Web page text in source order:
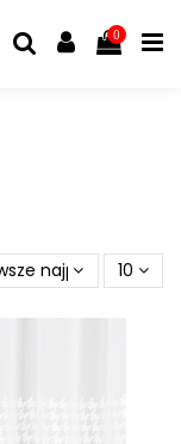
0
najpierw 10